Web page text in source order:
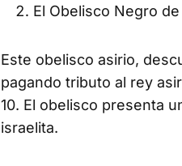
El Obelisco Negro
Este obelisco asirio,
pagando tributo al rey
10. El obelisco presenta
israelita.